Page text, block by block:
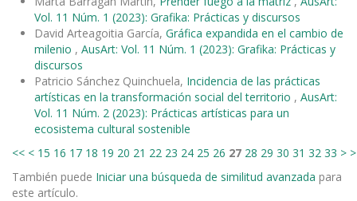
Vol. 11 Núm. 1 (2023): Grafika: Prácticas y discursos
David Arteagoitia García, Gráfica expandida en el cambio de
milenio , AusArt: Vol. 11 Núm. 1 (2023): Grafika: Prácticas y
discursos
Patricio Sánchez Quinchuela, Incidencia de las prácticas
artísticas en la transformación social del territorio , AusArt:
Vol. 11 Núm. 2 (2023): Prácticas artísticas para un
ecosistema cultural sostenible
<< < 15 16 17 18 19 20 21 22 23 24 25 26 27 28 29 30 31 32 33 >
También puede Iniciar una búsqueda de similitud avanzada para
este artículo.